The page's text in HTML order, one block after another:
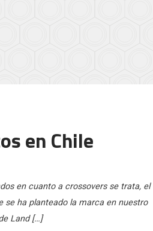
en Chile
en cuanto a crossovers se trata, el
se ha planteado la marca en nuestro
Land […]